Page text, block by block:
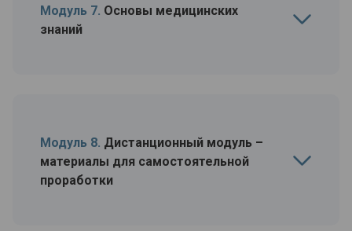
Модуль 7. Основы медицинских
знаний
Модуль 8. Дистанционный модуль –
материалы для самостоятельной
проработки